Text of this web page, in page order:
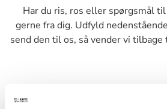
Har du ris, ros eller spørgsmål
gerne fra dig. Udfyld
send den til os, så vender vi